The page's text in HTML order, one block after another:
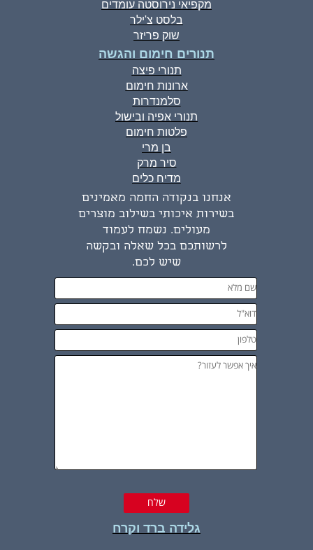
אנחנו בנקודה החמה מאמינים
בשירות איכותי בשילוב מוצרים
מעולים. נשמח לעמוד
לרשותכם בכל שאלה ובקשה
שיש לכם.
מקפיאי נירוסטה עומדים
בלסט צ'ילר
שוק פריזר
גלידה ברד וקרח
תנורים חימום והגשה
תנורי פיצה
ארונות חימום
סלמנדרות
תנורי אפיה ובישול
פלטות חימום
בן מרי
סיר מרק
מדיח כלים